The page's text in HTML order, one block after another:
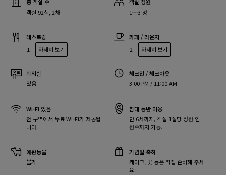
총 객실 수
객실 92실, 2채
객실 정원
1～3 명
레스토랑
1
자세히 보기
카페 / 라운지
2
자세히 보기
회의실
있음
체크인 / 체크아웃
3:00 PM / 11:00 AM
Wi-Fi 있음
전 구역에서 무료 Wi-Fi가 제공됩
니다.
침대 동반 이용
만 6세까지, 객실 1실당 정원 인
원수까지 가능.
애완동물
불가
기념일·축하
케이크, 꽃 등은 직접 준비해 주세
요.